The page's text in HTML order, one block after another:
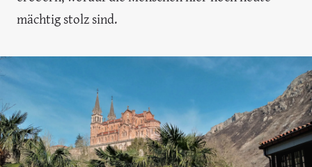
mächtig stolz sind.